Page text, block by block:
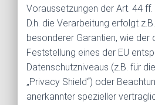
Voraussetzungen der Art. 44 ff.
D.h. die Verarbeitung erfolgt
besonderer Garantien, wie der
Feststellung eines der EU
Datenschutzniveaus (z.B. für
„Privacy Shield“) oder
anerkannter spezieller